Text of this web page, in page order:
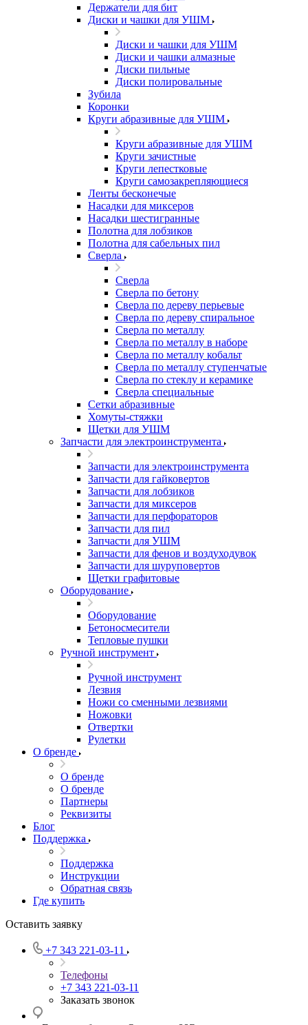
Держатели для бит
Диски и чашки для УШМ
Диски и чашки для УШМ
Диски и чашки алмазные
Диски пильные
Диски полировальные
Зубила
Коронки
Круги абразивные для УШМ
Круги абразивные для УШМ
Круги зачистные
Круги лепестковые
Круги самозакрепляющиеся
Ленты бесконечые
Насадки для миксеров
Насадки шестигранные
Полотна для лобзиков
Полотна для сабельных пил
Сверла
Сверла
Сверла по бетону
Сверла по дереву перьевые
Сверла по дереву спиральное
Сверла по металлу
Сверла по металлу в наборе
Сверла по металлу кобальт
Сверла по металлу ступенчатые
Сверла по стеклу и керамике
Сверла специальные
Сетки абразивные
Хомуты-стяжки
Щетки для УШМ
Запчасти для электроинструмента
Запчасти для электроинструмента
Запчасти для гайковертов
Запчасти для лобзиков
Запчасти для миксеров
Запчасти для перфораторов
Запчасти для пил
Запчасти для УШМ
Запчасти для фенов и воздуходувок
Запчасти для шуруповертов
Щетки графитовые
Оборудование
Оборудование
Бетоносмесители
Тепловые пушки
Ручной инструмент
Ручной инструмент
Лезвия
Ножи со сменными лезвиями
Ножовки
Отвертки
Рулетки
О бренде
О бренде
О бренде
Партнеры
Реквизиты
Блог
Поддержка
Поддержка
Инструкции
Обратная связь
Где купить
Оставить заявку
+7 343 221-03-11
Телефоны
+7 343 221-03-11
Заказать звонок